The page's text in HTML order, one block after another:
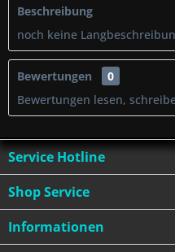
Beschreibung
noch keine
Bewertungen
0
Bewertungen lesen,
Service Hotline
Shop Service
Informationen